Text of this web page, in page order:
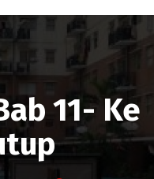
11- Ke